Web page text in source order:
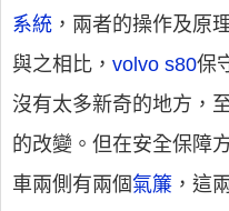
系統 ，兩者的操作及原
與之相比， volvo s80保
沒有太多新奇的地方，
的改變。但在安全保障
車兩側有兩個氣簾 ，這